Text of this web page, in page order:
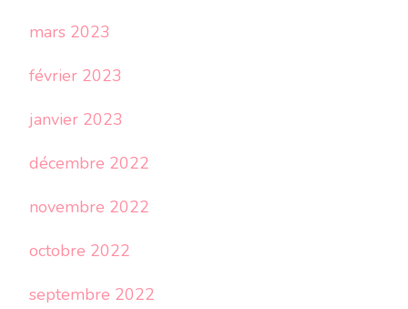
mars 2023
février 2023
janvier 2023
décembre 2022
novembre 2022
octobre 2022
septembre 2022